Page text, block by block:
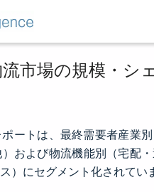
市場の規模・シ
ートは、最終需要者産業
および物流機能別（宅配
）にセグメント化されてい